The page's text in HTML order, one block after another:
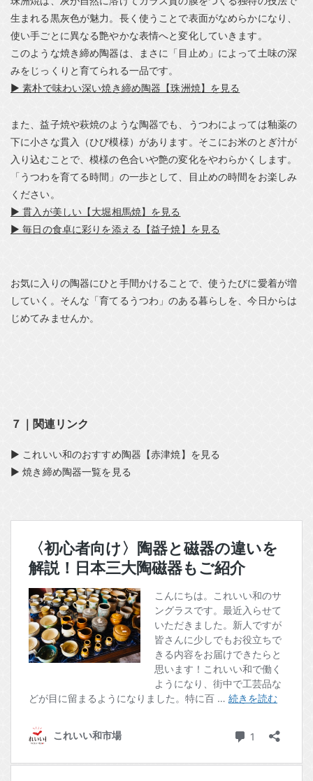
生まれる黒灰色が魅力。長く使うことで表面がなめらかになり、
使い手ごとに異なる艶やかな表情へと変化していきます。
このような焼き締め陶器は、まさに「目止め」によって土味の深
みをじっくりと育てられる一品です。
▶ 素朴で味わい深い焼き締め陶器【珠洲焼】を見る
また、益子焼や萩焼のような陶器でも、うつわによっては釉薬の
下に小さな貫入（ひび模様）があります。そこにお米のとぎ汁が
入り込むことで、模様の色合いや艶の変化をやわらかくします。
「うつわを育てる時間」の一歩として、目止めの時間をお楽しみ
ください。
▶ 貫入が美しい【大堀相馬焼】を見る
▶ 毎日の食卓に彩りを添える【益子焼】を見る
お気に入りの陶器にひと手間かけることで、使うたびに愛着が増
していく。そんな「育てるうつわ」のある暮らしを、今日からは
じめてみませんか。
７｜関連リンク
▶ これいい和のおすすめ陶器【赤津焼】を見る
▶ 焼き締め陶器一覧を見る